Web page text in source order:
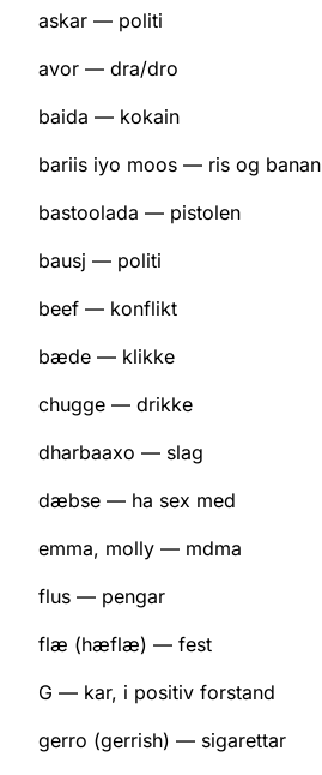
askar — politi
avor — dra/dro
baida — kokain
bariis iyo moos — ris og banan
bastoolada — pistolen
bausj — politi
beef — konflikt
bæde — klikke
chugge — drikke
dharbaaxo — slag
dæbse — ha sex med
emma, molly — mdma
flus — pengar
flæ (hæflæ) — fest
G — kar, i positiv forstand
gerro (gerrish) — sigarettar